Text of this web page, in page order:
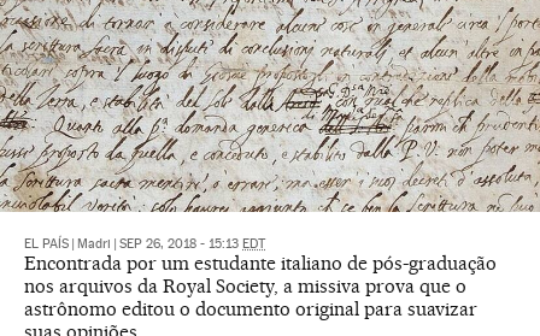
EL PAÍS Madri SEP 26, 2018 - 15:13 EDT
Encontrada por um estudante italiano de pós-graduação
nos arquivos da Royal Society, a missiva prova que o
astrônomo editou o documento original para suavizar